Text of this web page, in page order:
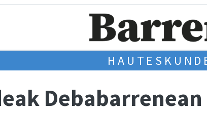
Debabarrenean